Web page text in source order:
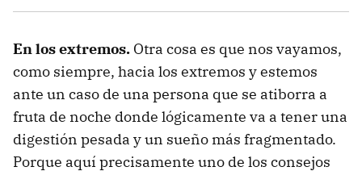
En los extremos. Otra cosa es que nos vayamos,
como siempre, hacia los extremos y estemos
ante un caso de una persona que se atiborra a
fruta de noche donde lógicamente va a tener una
digestión pesada y un sueño más fragmentado.
Porque aquí precisamente uno de los consejos